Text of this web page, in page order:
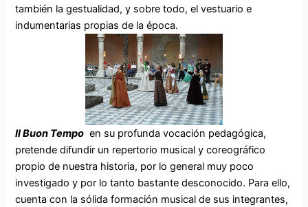
también la gestualidad, y sobre todo, el vestuario e
indumentarias propias de la época.
Il Buon Tempo en su profunda vocación pedagógica,
pretende difundir un repertorio musical y coreográfico
propio de nuestra historia, por lo general muy poco
investigado y por lo tanto bastante desconocido. Para ello,
cuenta con la sólida formación musical de sus integrantes,